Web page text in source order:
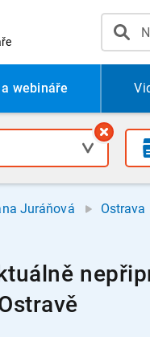
webináře
Juráňová Ostrava